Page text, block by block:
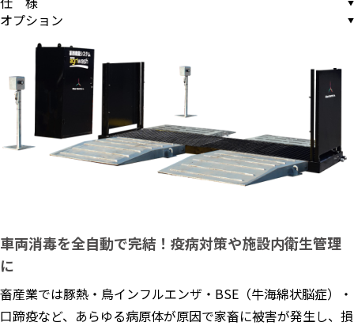
オプション
車両消毒を全自動で完結！疫病対策や施設内衛生管理
に
畜産業では豚熱・鳥インフルエンザ・BSE（牛海綿状脳症）・
口蹄疫など、あらゆる病原体が原因で家畜に被害が発生し、損